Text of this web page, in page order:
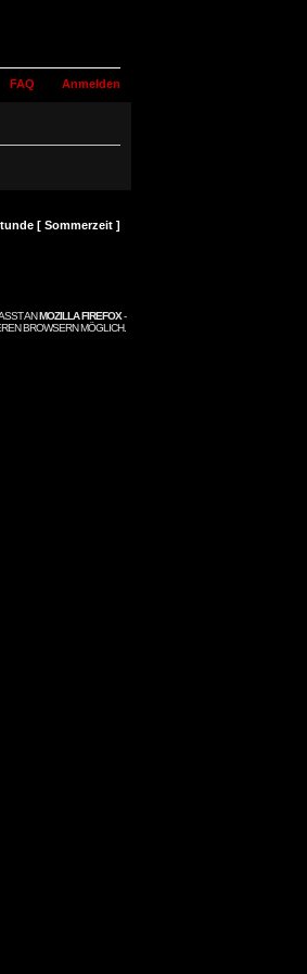
FAQ Anmelden
[ Sommerzeit ]
ANMOZILLA FIREFOX-
BROWSERN MÖGLICH.